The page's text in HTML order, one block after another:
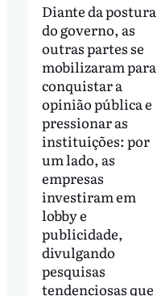
Diante da postura
do governo, as
outras partes se
mobilizaram para
conquistar a
opinião pública e
pressionar as
instituições: por
um lado, as
empresas
investiram em
lobby e
publicidade,
divulgando
pesquisas
tendenciosas que